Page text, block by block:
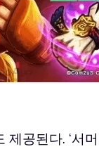
공된다. ‘서